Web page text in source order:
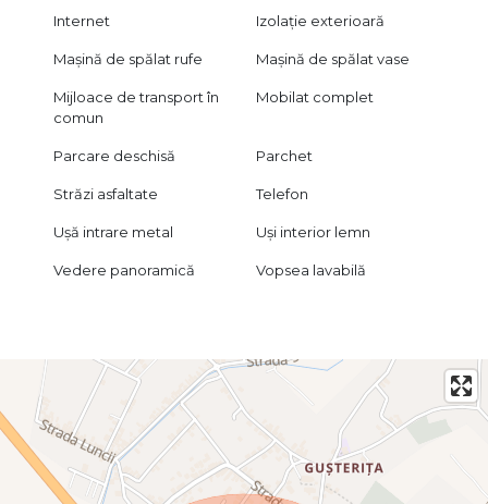
Internet Izolație exterioară
Mașină de spălat rufe Mașină de spălat vase
Mijloace de transport în
comun
Mobilat complet
Parcare deschisă Parchet
Străzi asfaltate Telefon
Ușă intrare metal Uși interior lemn
Vedere panoramică Vopsea lavabilă